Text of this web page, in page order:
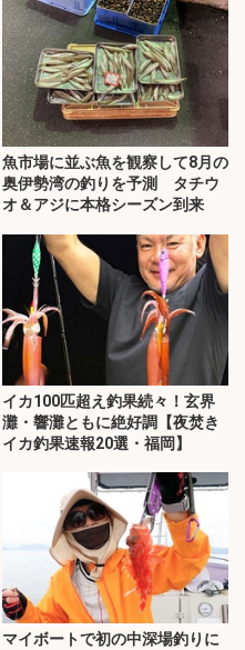
魚市場に並ぶ魚を観察して8月の
奥伊勢湾の釣りを予測 タチウ
オ＆アジに本格シーズン到来
イカ100匹超え釣果続々！玄界
灘・響灘ともに絶好調【夜焚き
イカ釣果速報20選・福岡】
マイボートで初の中深場釣りに